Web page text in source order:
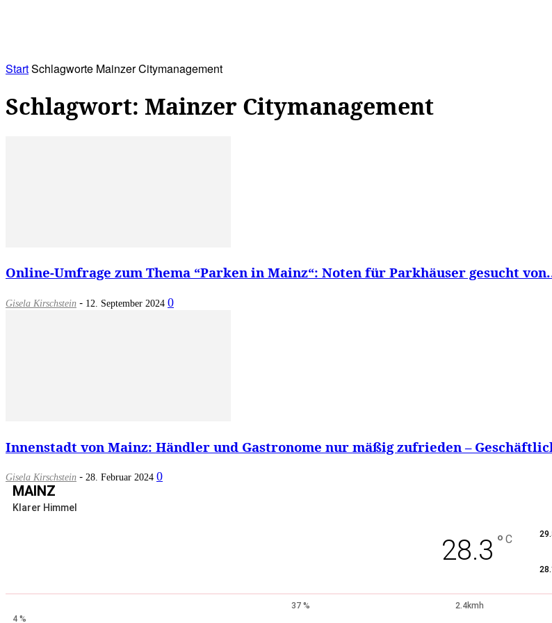
StartSchlagworte Mainzer Citymanagement
Schlagwort: Mainzer Citymanagement
Online-Umfrage zum Thema “Parken in Mainz“: Noten für Parkhäuser gesucht
Gisela Kirschstein - 12. September 2024 0
Innenstadt von Mainz: Händler und Gastronome nur mäßig zufrieden –
Gisela Kirschstein - 28. Februar 2024 0
MAINZ
Klarer Himmel
28.3 ° C
37 %
2.4kmh
4 %